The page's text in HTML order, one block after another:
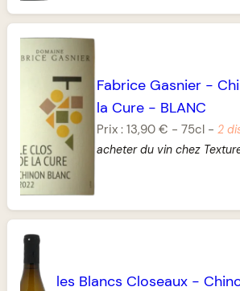
Fabrice Gasnier-
la Cure- BLANC
Prix : 13,90 € - 75cl- 2
acheter du vin chez
les Blancs Closeaux -